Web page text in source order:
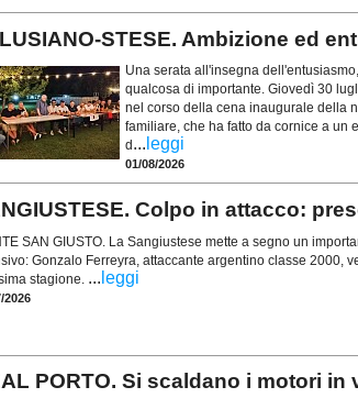
STESE. Ambizione ed
Una serata all'insegna
qualcosa di importante. Giovedì 30
nel corso della cena inaugurale della
familiare, che ha fatto da cornice a un
d ... leggi
01/08/2026
Colpo in attacco:
SAN GIUSTO. La Sangiustese mette a segno un
Gonzalo Ferreyra, attaccante argentino classe 2000,
stagione. ... leggi
2026
PORTO. Si scaldano i motori in